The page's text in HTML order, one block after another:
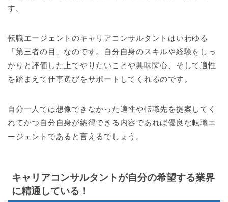
す。
転職エージェントのキャリアコンサルタントはいわゆる
「第三者の目」なのです。自分自身のスキルや経験をしっ
かりと評価した上でやりたいことや興味関心、そして適性
を踏まえて仕事選びをサポートしてくれるのです。
自分一人では想像できなかった適性や転職先を提案してく
れてかつ自分自身が納得できる内容であれば優良な転職エ
ージェントであると言えるでしょう。
キャリアコンサルタントが自分の希望する業界
に精通している！